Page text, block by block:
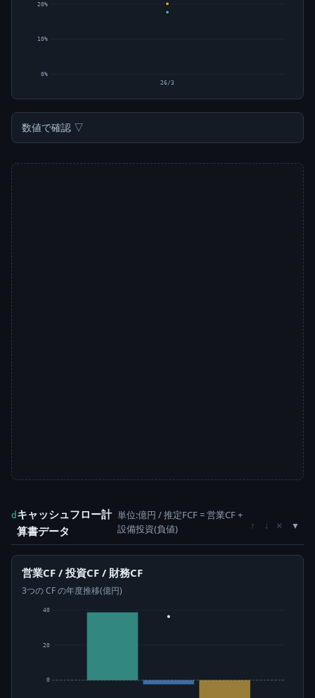
0%
10%
20%
26/3
数値で確認 ▽
d キャッシュフロー計
算書データ
単位:億円 / 推定FCF = 営業CF +
設備投資(負値)
↑ ↓ ×
営業CF / 投資CF / 財務CF
3つの CF の年度推移(億円)
0
20
40